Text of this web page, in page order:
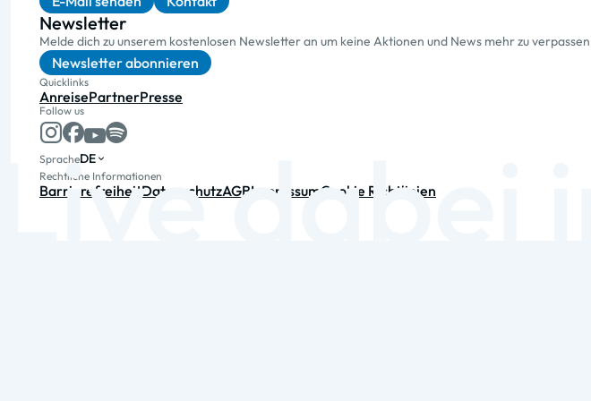
Newsletter
Melde dich zu unserem kostenlosen Newsletter an um keine Aktionen und News mehr zu
Newsletter abonnieren
Quicklinks
AnreisePartnerPresse
Follow us
SpracheDE
Rechtliche Informationen
BarrierefreiheitDatenschutzAGBImpressumCookie Richtlinien